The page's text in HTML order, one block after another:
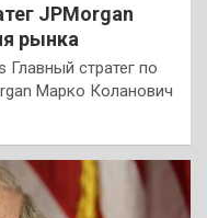
JPMorgan
рынка
стратег по
Марко Коланович